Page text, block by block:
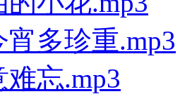
多珍重.mp3
忘.mp3